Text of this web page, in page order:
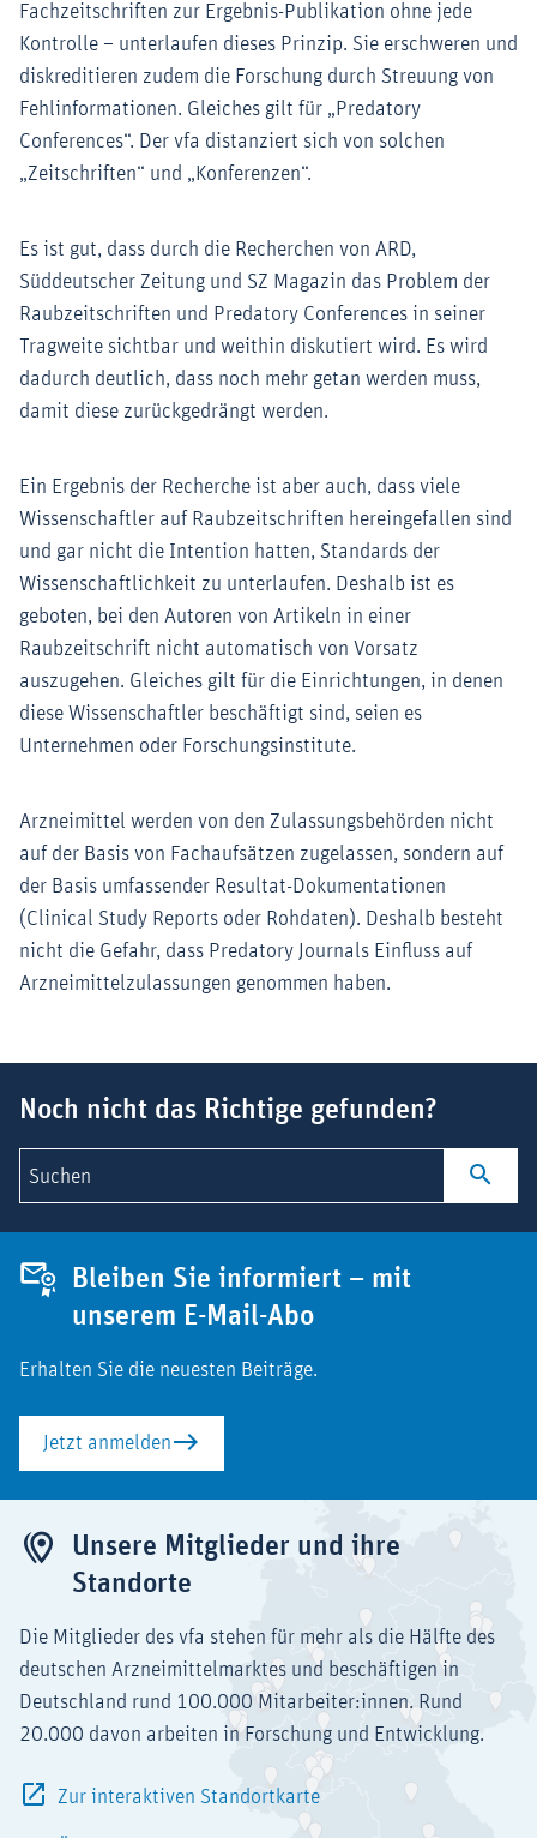
Fachzeitschriften zur Ergebnis-Publikation ohne jede
Kontrolle – unterlaufen dieses Prinzip. Sie erschweren und
diskreditieren zudem die Forschung durch Streuung von
Fehlinformationen. Gleiches gilt für „Predatory
Conferences“. Der vfa distanziert sich von solchen
„Zeitschriften“ und „Konferenzen“.
Es ist gut, dass durch die Recherchen von ARD,
Süddeutscher Zeitung und SZ Magazin das Problem der
Raubzeitschriften und Predatory Conferences in seiner
Tragweite sichtbar und weithin diskutiert wird. Es wird
dadurch deutlich, dass noch mehr getan werden muss,
damit diese zurückgedrängt werden.
Ein Ergebnis der Recherche ist aber auch, dass viele
Wissenschaftler auf Raubzeitschriften hereingefallen sind
und gar nicht die Intention hatten, Standards der
Wissenschaftlichkeit zu unterlaufen. Deshalb ist es
geboten, bei den Autoren von Artikeln in einer
Raubzeitschrift nicht automatisch von Vorsatz
auszugehen. Gleiches gilt für die Einrichtungen, in denen
diese Wissenschaftler beschäftigt sind, seien es
Unternehmen oder Forschungsinstitute.
Arzneimittel werden von den Zulassungsbehörden nicht
auf der Basis von Fachaufsätzen zugelassen, sondern auf
der Basis umfassender Resultat-Dokumentationen
(Clinical Study Reports oder Rohdaten). Deshalb besteht
nicht die Gefahr, dass Predatory Journals Einfluss auf
Arzneimittelzulassungen genommen haben.
Noch nicht das Richtige gefunden?
Suchen
Bleiben Sie informiert – mit
unserem E-Mail-Abo
Erhalten Sie die neuesten Beiträge.
Jetzt anmelden
Unsere Mitglieder und ihre
Standorte
Die Mitglieder des vfa stehen für mehr als die Hälfte des
deutschen Arzneimittelmarktes und beschäftigen in
Deutschland rund 100.000 Mitarbeiter:innen. Rund
20.000 davon arbeiten in Forschung und Entwicklung.
Zur interaktiven Standortkarte